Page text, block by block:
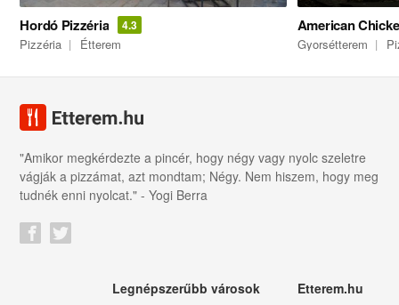
Hordó Pizzéria 4.3
Pizzéria Étterem
American
Gyorsétterem
"Amikor megkérdezte a pincér, hogy négy vagy nyolc szeletre
vágják a pizzámat, azt mondtam; Négy. Nem hiszem, hogy meg
tudnék enni nyolcat." - Yogi Berra
Legnépszerűbb városok Etterem.hu